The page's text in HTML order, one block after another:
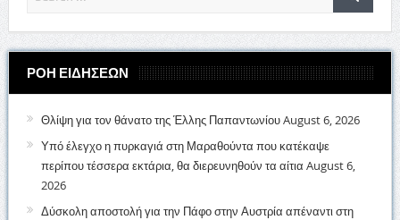
ΡΟΗ ΕΙΔΗΣΕΩΝ
Θλίψη για τον θάνατο της Έλλης ΠαπαντωνίουAugust 6, 2026
Υπό έλεγχο η πυρκαγιά στη Μαραθούντα που κατέκαψε
περίπου τέσσερα εκτάρια, θα διερευνηθούν τα αίτια August 6,
2026
Δύσκολη αποστολή για την Πάφο στην Αυστρία απέναντι στη